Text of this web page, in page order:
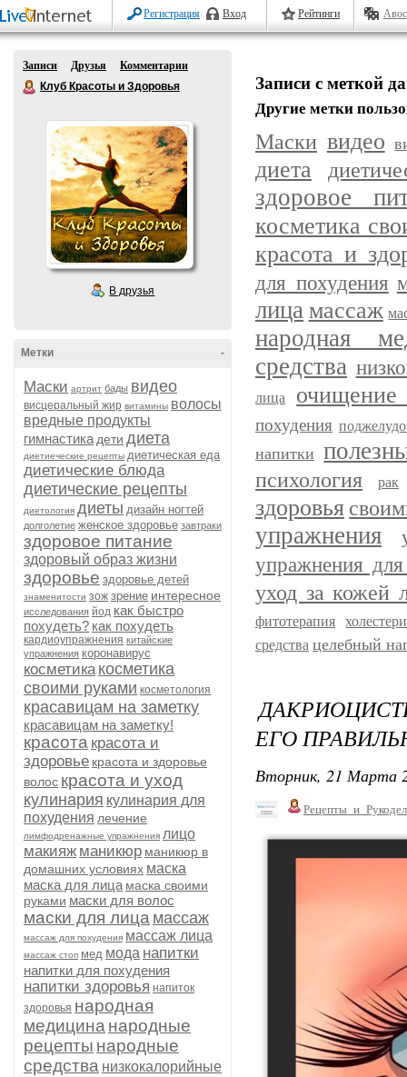
Регистрация Вход Рейтинги
Записи Друзья
Комментарии
Клуб Красоты и Здоровья
В друзья
-
Метки
Маски артрит бады видео
висцеральный жир витамины волосы
вредные продукты
гимнастика дети диета
диетиеческие рецепты диетическая еда
диетические блюда
диетические рецепты
диетология диеты дизайн ногтей
долголетие женское здоровье завтраки
здоровое питание
здоровый образ жизни
здоровье здоровье детей
знаменитости зож зрение интересное
исследования йод как быстро
похудеть? как похудеть
кардиоупражнения китайские
упражнения коронавирус
косметика косметика
своими руками косметология
красавицам на заметку
красавицам на заметку!
красота красота и
здоровье красота и здоровье
волос красота и уход
кулинария кулинария для
похудения лечение
лимфодренажные упражнения лицо
макияж маникюр маникюр в
домашних условиях маска
маска для лица маска своими
руками маски для волос
маски для лица массаж
массаж для похудения массаж лица
массаж стоп мед мода напитки
напитки для похудения
напитки здоровья напиток
здоровья народная
медицина народные
рецепты народные
средства низкокалорийные
Записи с меткой
Другие метки
Маски видео
диета
здоровое
косметика
красота и
для похудения
лица массаж
народная
средства
лица очищение
похудения
напитки
психология рак
здоровья
упражнения
упражнения
уход за кожей
фитотерапия
средства целебный
ЕГО
Вторник, 21 Марта